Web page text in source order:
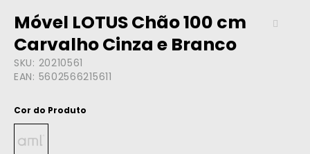
Móvel LOTUS Chão 100 cm
Carvalho Cinza e Branco
SKU: 20210561
EAN: 5602566215611
Cor do Produto